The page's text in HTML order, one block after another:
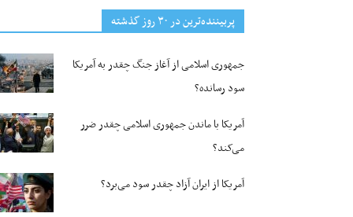
پربیننده‌ترین‌ در ۳۰ روز گذشته
جمهوری اسلامی از آغاز جنگ چقدر به آمریکا
سود رسانده؟
آمریکا با ماندن جمهوری اسلامی چقدر ضرر
می‌کند؟
آمریکا از ایران آزاد چقدر سود می‌برد؟